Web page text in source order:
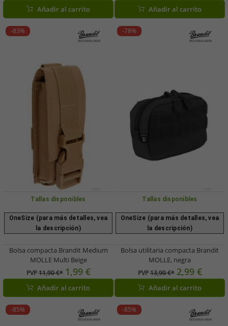
Añadir al carrito Añadir al carrito
-83%
Tallas disponibles
OneSize (para más detalles, vea
la descripción)
Bolsa compacta Brandit Medium
MOLLE Multi Beige
PVP11,90 €* 1,99 €
Añadir al carrito
-78%
Tallas disponibles
OneSize (para más detalles, vea
la descripción)
Bolsa utilitaria compacta Brandit
MOLLE, negra
PVP13,90 €* 2,99 €
Añadir al carrito
-85% -85%